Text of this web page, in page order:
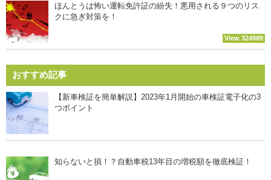
ほんとうは怖い運転免許証の紛失！悪用される９つのリス
クに急ぎ対策を！
View 324989
おすすめ記事
【新車検証を簡単解説】2023年1月開始の車検証電子化の3
つポイント
知らないと損！？自動車税13年目の増税額を徹底検証！